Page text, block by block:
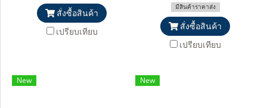
สั่งซื้อสินค้า
เปรียบเทียบ
มีสินค้าราคาส่ง
สั่งซื้อสินค้า
เปรียบเทียบ
New New